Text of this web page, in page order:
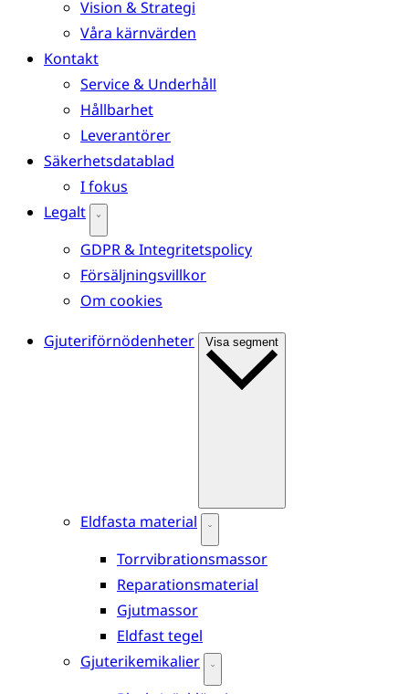
Vision & Strategi
Våra kärnvärden
Kontakt
Service & Underhåll
Hållbarhet
Leverantörer
Säkerhetsdatablad
I fokus
Legalt
GDPR & Integritetspolicy
Försäljningsvillkor
Om cookies
Gjuteriförnödenheter
Visa segment
Eldfasta material
Torrvibrationsmassor
Reparationsmaterial
Gjutmassor
Eldfast tegel
Gjuterikemikalier